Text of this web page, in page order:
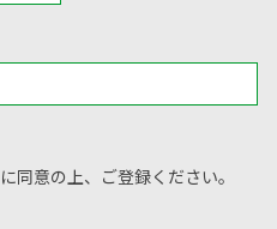
に同意の上、ご登録ください。